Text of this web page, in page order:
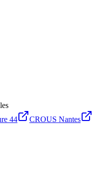
44
CROUS Nantes